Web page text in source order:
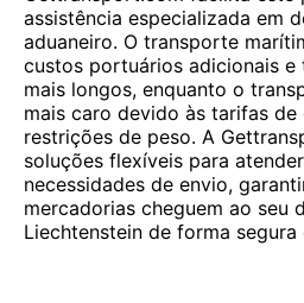
assistência especializada em
aduaneiro. O transporte
custos portuários adicionais e
mais longos, enquanto o
mais caro devido às tarifas
restrições de peso. A
soluções flexíveis para
necessidades de envio,
mercadorias cheguem ao seu
Liechtenstein de forma segura